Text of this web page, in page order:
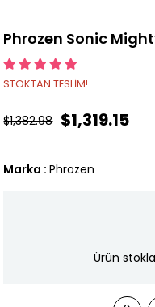
Phrozen Sonic
STOKTAN TESLİM!
$1,382.98 $1,319.15
Marka : Phrozen
Ürün